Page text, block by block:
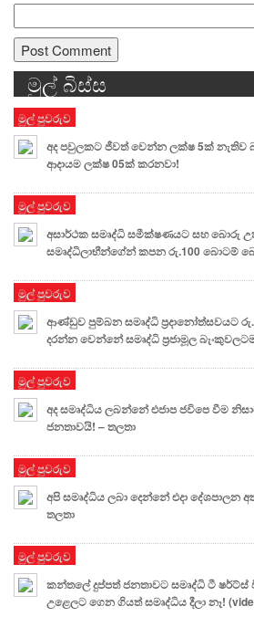
Alternative:
මුල් බිස්ස
මුල් පුවරුව
අද පවුලකට ජීවත් වෙන්න ලක්ෂ 5ක් නැතිව
ආදායම ලක්ෂ 05ක් කරනවා!
මුල් පුවරුව
අසාර්ථක සමෘද්ධි සමීක්ෂණයට සහ බොරු
සමෘද්ධිලාභීන්ගේන් කපන රු.100 බොටම්
මුල් පුවරුව
ආණ්ඩුව පුම්බන සමෘද්ධි ප්‍රදානෝත්සවයට
දරන්න වෙන්නේ සමෘද්ධි ප්‍රජාමූල
මුල් පුවරුව
අද සමෘද්ධිය ලබන්නේ එජාප ජවිපෙ වීම
ජනතාවයි! – තලතා
මුල් පුවරුව
අපි සමෘද්ධිය ලබා දෙන්නේ එදා
තලතා
මුල් පුවරුව
කන්තලේ දුප්පත් ජනතාවට සමෘද්ධි ටී ෂර්ට්ස්
උළෙලට ගෙන ගියත් සමෘද්ධිය දීලා නෑ!